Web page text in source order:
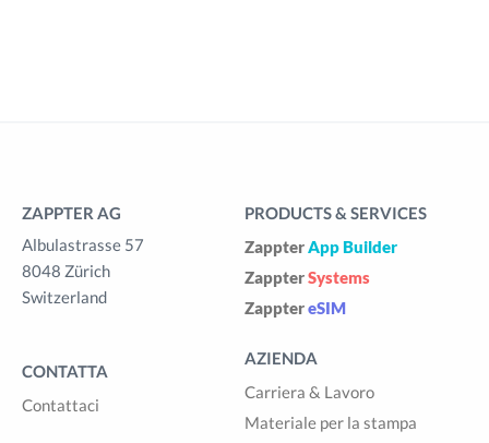
ZAPPTER AG
Albulastrasse 57
8048 Zürich
Switzerland
CONTATTA
Contattaci
PRODUCTS & SERVICES
ZappterApp Builder
ZappterSystems
ZapptereSIM
AZIENDA
Carriera & Lavoro
Materiale per la stampa